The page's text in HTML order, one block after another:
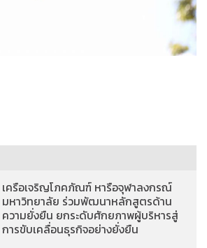
เครือเจริญโภคภัณฑ์ หารือจุฬาลงกรณ์
มหาวิทยาลัย ร่วมพัฒนาหลักสูตรด้าน
ความยั่งยืน ยกระดับศักยภาพผู้บริหารสู่
การขับเคลื่อนธุรกิจอย่างยั่งยืน